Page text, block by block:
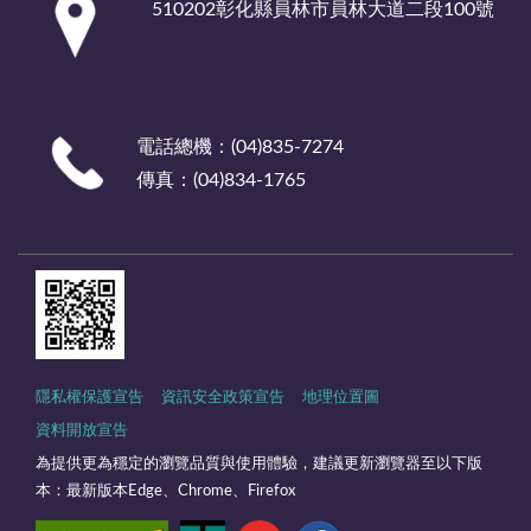
510202彰化縣員林市員林大道二段100號
電話總機：(04)835-7274
傳真：(04)834-1765
隱私權保護宣告 資訊安全政策宣告 地理位置圖
資料開放宣告
為提供更為穩定的瀏覽品質與使用體驗，建議更新瀏覽器至以下版
本：最新版本Edge、Chrome、Firefox